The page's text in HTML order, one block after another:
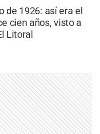
de 1926: así era el
cien años, visto a
Litoral